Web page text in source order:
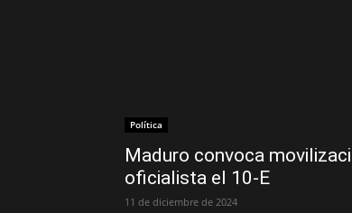
Política
Maduro convoca
oficialista el 10-E
11 de diciembre de 2024